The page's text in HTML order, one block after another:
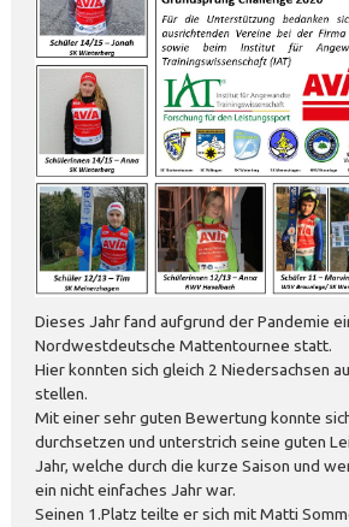
Dieses Jahr fand aufgrund der Pandemie
Nordwestdeutsche Mattentournee statt.
Hier konnten sich gleich 2 Niedersachsen
stellen.
Mit einer sehr guten Bewertung konnte
durchsetzen und unterstrich seine guten
Jahr, welche durch die kurze Saison und
ein nicht einfaches Jahr war.
Seinen 1.Platz teilte er sich mit Matti